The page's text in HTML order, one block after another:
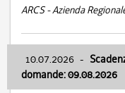
ARCS - Azienda
10.07.2026 -
domande: 09.08.2026